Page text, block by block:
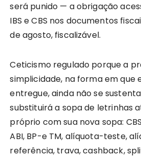
será punido — a obrigação
IBS e CBS nos documentos
de agosto, fiscalizável.
Ceticismo regulado porque a
simplicidade, na forma em que
entregue, ainda não se
substituirá a sopa de letrinhas
próprio com sua nova sopa:
ABI, BP-e TM, alíquota-teste,
referência, trava, cashback,